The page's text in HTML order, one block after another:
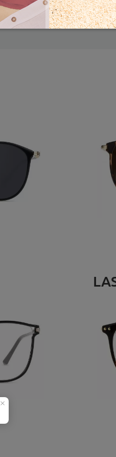
5-7 días laborales detalles